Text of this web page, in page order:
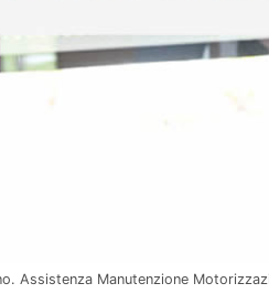
Assistenza Manutenzione